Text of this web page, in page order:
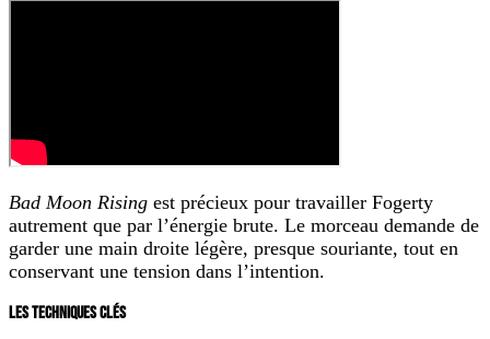
Bad Moon Rising est précieux pour travailler Fogerty
autrement que par l’énergie brute. Le morceau demande de
garder une main droite légère, presque souriante, tout en
conservant une tension dans l’intention.
LES TECHNIQUES CLÉS